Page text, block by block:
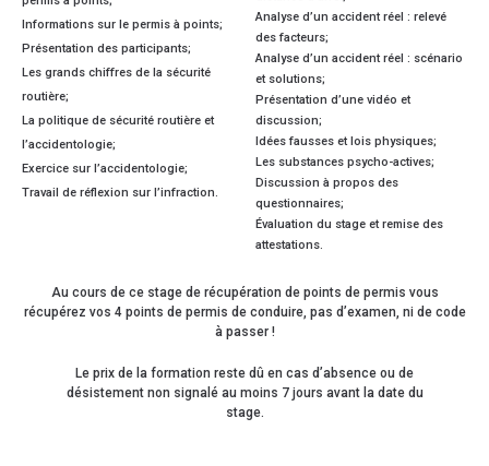
Informations sur le permis à points;
Présentation des participants;
Les grands chiffres de la sécurité
routière;
La politique de sécurité routière et
l’accidentologie;
Exercice sur l’accidentologie;
Travail de réflexion sur l’infraction.
Analyse d’un accident réel : relevé
des facteurs;
Analyse d’un accident réel : scénario
et solutions;
Présentation d’une vidéo et
discussion;
Idées fausses et lois physiques;
Les substances psycho-actives;
Discussion à propos des
questionnaires;
Évaluation du stage et remise des
attestations.
Au cours de ce stage de récupération de points de permis vous
récupérez vos 4 points de permis de conduire, pas d’examen, ni de code
à passer !
Le prix de la formation reste dû en cas d’absence ou de
désistement non signalé au moins 7 jours avant la date du
stage.